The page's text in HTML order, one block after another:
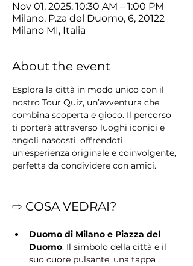
Nov 01, 2025, 10:30 AM – 1:00 PM
Milano, P.za del Duomo, 6, 20122
Milano MI, Italia
About the event
Esplora la città in modo unico con il
nostro Tour Quiz, un’avventura che
combina scoperta e gioco. Il percorso
ti porterà attraverso luoghi iconici e
angoli nascosti, offrendoti
un’esperienza originale e coinvolgente,
perfetta da condividere con amici.
⇨ COSA VEDRAI?
Duomo di Milano e Piazza del
Duomo: Il simbolo della città e il
suo cuore pulsante, una tappa